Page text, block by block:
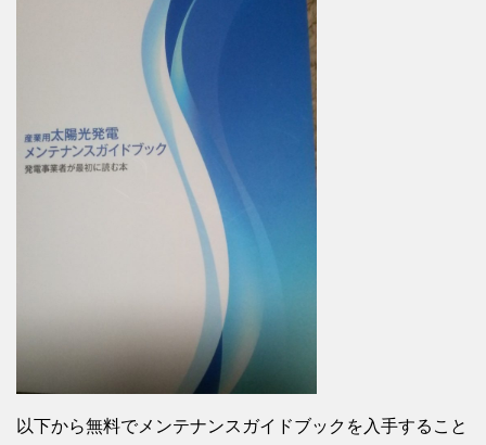
以下から無料でメンテナンスガイドブックを入手すること